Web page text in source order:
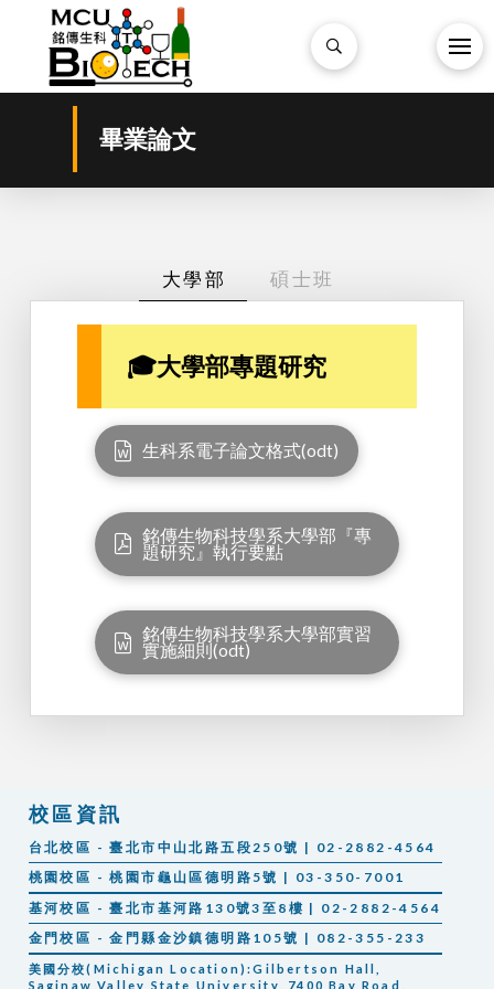
畢業論文
大學部 碩士班
🎓大學部專題研究
生科系電子論文格式(odt)
銘傳生物科技學系大學部『專
題研究』執行要點
銘傳生物科技學系大學部實習
實施細則(odt)
校區資訊
台北校區 - 臺北市中山北路五段250號 | 02-2882-4564
桃園校區 - 桃園市龜山區德明路5號 | 03-350-7001
基河校區 - 臺北市基河路130號3至8樓 | 02-2882-4564
金門校區 - 金門縣金沙鎮德明路105號 | 082-355-233
美國分校(Michigan Location):Gilbertson Hall,
Saginaw Valley State University, 7400 Bay Road,